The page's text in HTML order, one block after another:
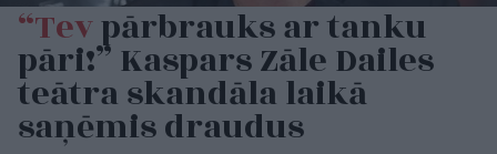
“Tevpārbrauks ar tanku
pāri!” Kaspars Zāle Dailes
teātra skandāla laikā
saņēmis draudus